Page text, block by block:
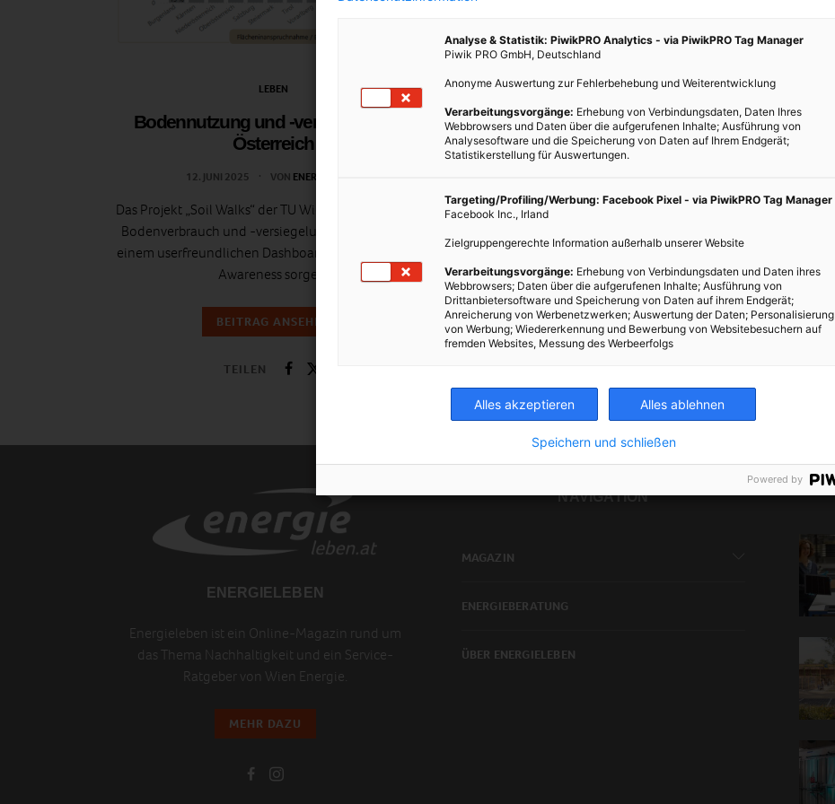
LEBEN
Bodennutzung und -versiegelung in
Österreich
12. JUNI 2025 VON ENERGIELEBEN
Das Projekt „Soil Walks“ der TU Wien zeigt Details von
Bodenverbrauch und -versiegelung in Österreich in
einem userfreundlichen Dashboard und soll für mehr
Awareness sorgen.
BEITRAG ANSEHEN
TEILEN
ENERGIELEBEN
Energieleben ist ein Online-Magazin rund um
das Thema Nachhaltigkeit und ein Service-
Ratgeber von Wien Energie.
MEHR DAZU
NAVIGATION
MAGAZIN
ENERGIEBERATUNG
ÜBER ENERGIELEBEN
Analyse & Statistik: PiwikPRO Analytics - via PiwikPRO Tag Manager
Piwik PRO GmbH, Deutschland
Anonyme Auswertung zur Fehlerbehebung und Weiterentwicklung
Verarbeitungsvorgänge: Erhebung von Verbindungsdaten, Daten Ihres
Webbrowsers und Daten über die aufgerufenen Inhalte; Ausführung von
Analysesoftware und die Speicherung von Daten auf Ihrem Endgerät;
Statistikerstellung für Auswertungen.
Targeting/Profiling/Werbung: Facebook Pixel - via PiwikPRO Tag Manager
Facebook Inc., Irland
Zielgruppengerechte Information außerhalb unserer Website
Verarbeitungsvorgänge: Erhebung von Verbindungsdaten und Daten ihres
Webbrowsers; Daten über die aufgerufenen Inhalte; Ausführung von
Drittanbietersoftware und Speicherung von Daten auf ihrem Endgerät;
Anreicherung von Werbenetzwerken; Auswertung der Daten; Personalisierung
von Werbung; Wiedererkennung und Bewerbung von Websitebesuchern auf
fremden Websites, Messung des Werbeerfolgs
Alles akzeptieren Alles ablehnen
Speichern und schließen
Powered by